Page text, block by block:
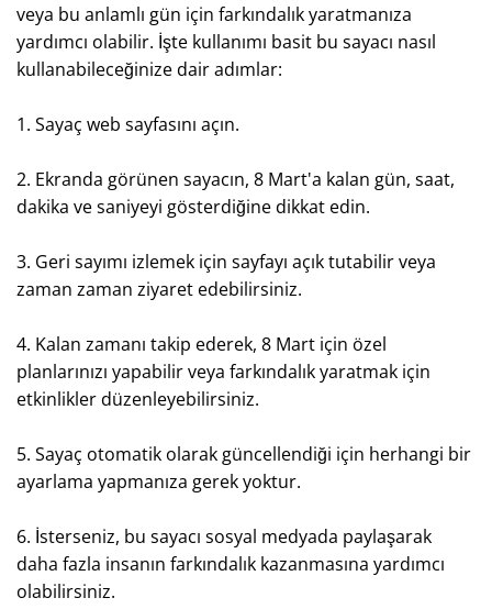
veya bu anlamlı gün için farkındalık yaratmanıza
yardımcı olabilir. İşte kullanımı basit bu sayacı nasıl
kullanabileceğinize dair adımlar:
1. Sayaç web sayfasını açın.
2. Ekranda görünen sayacın, 8 Mart'a kalan gün, saat,
dakika ve saniyeyi gösterdiğine dikkat edin.
3. Geri sayımı izlemek için sayfayı açık tutabilir veya
zaman zaman ziyaret edebilirsiniz.
4. Kalan zamanı takip ederek, 8 Mart için özel
planlarınızı yapabilir veya farkındalık yaratmak için
etkinlikler düzenleyebilirsiniz.
5. Sayaç otomatik olarak güncellendiği için herhangi bir
ayarlama yapmanıza gerek yoktur.
6. İsterseniz, bu sayacı sosyal medyada paylaşarak
daha fazla insanın farkındalık kazanmasına yardımcı
olabilirsiniz.